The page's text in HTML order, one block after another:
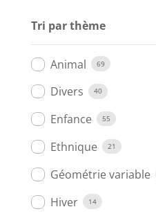
Tri par thème
Animal 69
Divers 40
Enfance 55
Ethnique 21
Géométrie variable
Hiver 14